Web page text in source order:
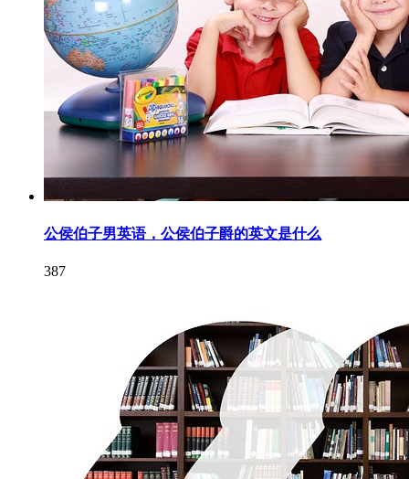
公侯伯子男英语，公侯伯子爵的英文是什么
387